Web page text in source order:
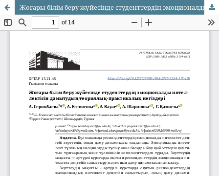
Жоғары білім беру жүйесінде студенттердің эмоционалды интеллектісін дамытудың теориялық-практикалық негіздері